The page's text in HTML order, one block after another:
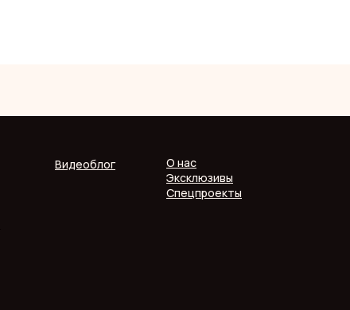
Видеоблог
О нас
Эксклюзивы
Спецпроекты